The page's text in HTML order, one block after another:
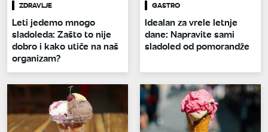
ZDRAVLJE
Leti jedemo mnogo
sladoleda: Zašto to nije
dobro i kako utiče na naš
organizam?
GASTRO
Idealan za vrele letnje
dane: Napravite sami
sladoled od pomorandže